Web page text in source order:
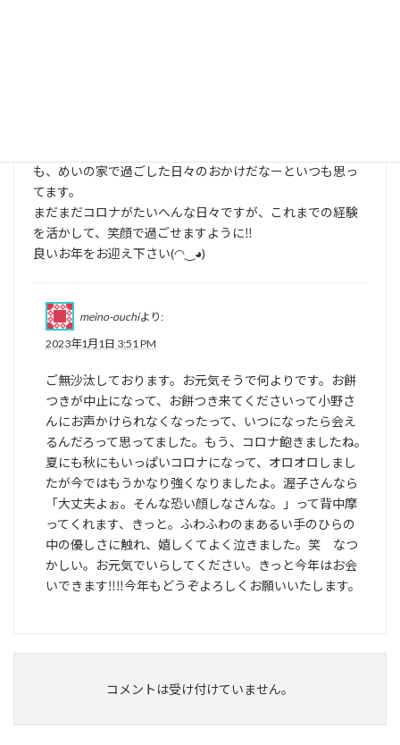
も、めいの家で過ごした日々のおかけだなーといつも思っ
てます。
まだまだコロナがたいへんな日々ですが、これまでの経験
を活かして、笑顔で過ごせますように‼
良いお年をお迎え下さい(⁠◠⁠‿⁠◕⁠)
meino-ouchiより:
2023年1月1日 3:51 PM
ご無沙汰しております。お元気そうで何よりです。お餅
つきが中止になって、お餅つき来てくださいって小野さ
んにお声かけられなくなったって、いつになったら会え
るんだろって思ってました。もう、コロナ飽きましたね。
夏にも秋にもいっぱいコロナになって、オロオロしまし
たが今ではもうかなり強くなりましたよ。渥子さんなら
「大丈夫よぉ。そんな恐い顔しなさんな。」って背中摩
ってくれます、きっと。ふわふわのまあるい手のひらの
中の優しさに触れ、嬉しくてよく泣きました。笑 なつ
かしい。お元気でいらしてください。きっと今年はお会
いできます‼‼今年もどうぞよろしくお願いいたします。
コメントは受け付けていません。